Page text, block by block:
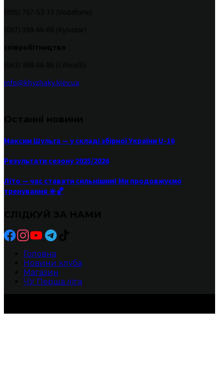
info@khyzhaky.kiev.ua
Максим Шульга — у складі збірної України U-16
Результати сезону 2025/2026
Літо — час ставати сильнішим! Ми продовжуємо
тренування ☀️🏀
Головна
Новини клуба
Магазин
ЧУ Перша ліга